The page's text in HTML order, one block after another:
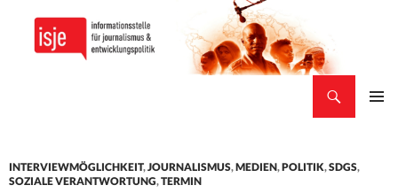
INTERVIEWMÖGLICHKEIT,JOURNALISMUS,MEDIEN,POLITIK,SDGS,
SOZIALE VERANTWORTUNG,TERMIN